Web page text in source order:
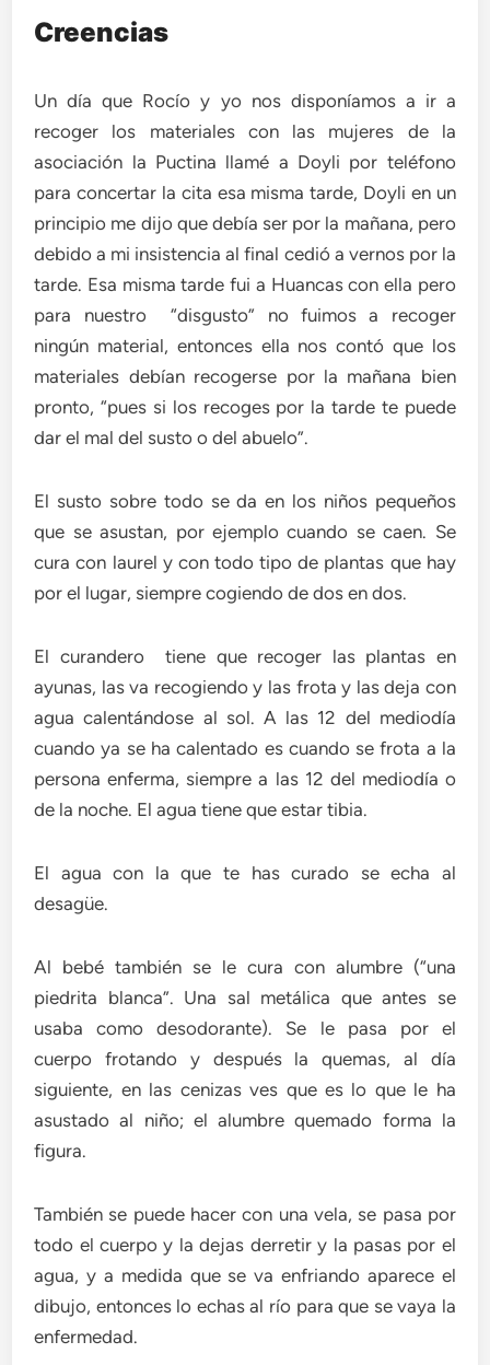
Creencias
Un día que Rocío y yo nos disponíamos a ir a
recoger los materiales con las mujeres de la
asociación la Puctina llamé a Doyli por teléfono
para concertar la cita esa misma tarde, Doyli en un
principio me dijo que debía ser por la mañana, pero
debido a mi insistencia al final cedió a vernos por la
tarde. Esa misma tarde fui a Huancas con ella pero
para nuestro “disgusto” no fuimos a recoger
ningún material, entonces ella nos contó que los
materiales debían recogerse por la mañana bien
pronto, “pues si los recoges por la tarde te puede
dar el mal del susto o del abuelo”.
El susto sobre todo se da en los niños pequeños
que se asustan, por ejemplo cuando se caen. Se
cura con laurel y con todo tipo de plantas que hay
por el lugar, siempre cogiendo de dos en dos.
El curandero tiene que recoger las plantas en
ayunas, las va recogiendo y las frota y las deja con
agua calentándose al sol. A las 12 del mediodía
cuando ya se ha calentado es cuando se frota a la
persona enferma, siempre a las 12 del mediodía o
de la noche. El agua tiene que estar tibia.
El agua con la que te has curado se echa al
desagüe.
Al bebé también se le cura con alumbre (“una
piedrita blanca”. Una sal metálica que antes se
usaba como desodorante). Se le pasa por el
cuerpo frotando y después la quemas, al día
siguiente, en las cenizas ves que es lo que le ha
asustado al niño; el alumbre quemado forma la
figura.
También se puede hacer con una vela, se pasa por
todo el cuerpo y la dejas derretir y la pasas por el
agua, y a medida que se va enfriando aparece el
dibujo, entonces lo echas al río para que se vaya la
enfermedad.